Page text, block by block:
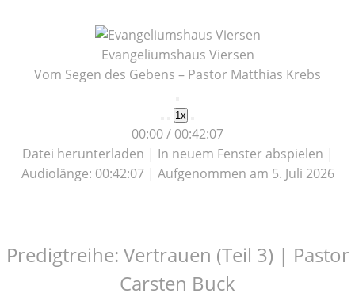
Evangeliumshaus Viersen
Vom Segen des Gebens – Pastor Matthias Krebs
Episode
1x
00:00/ 00:42:07
Datei herunterladen | In neuem Fenster abspielen |
Audiolänge: 00:42:07| Aufgenommen am 5. Juli 2026
Predigtreihe: Vertrauen (Teil 3) | Pastor
Carsten Buck